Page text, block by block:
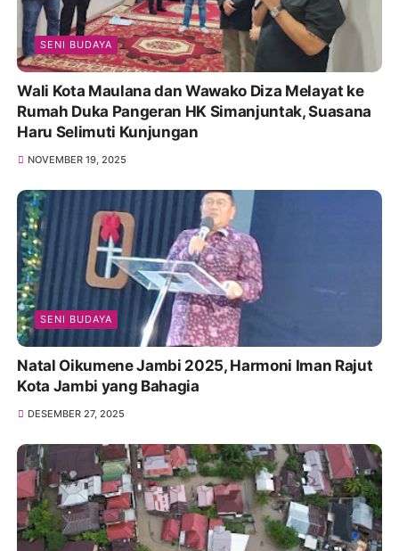
SENI BUDAYA
Wali Kota Maulana dan Wawako Diza Melayat ke
Rumah Duka Pangeran HK Simanjuntak, Suasana
Haru Selimuti Kunjungan
NOVEMBER 19, 2025
SENI BUDAYA
Natal Oikumene Jambi 2025, Harmoni Iman Rajut
Kota Jambi yang Bahagia
DESEMBER 27, 2025